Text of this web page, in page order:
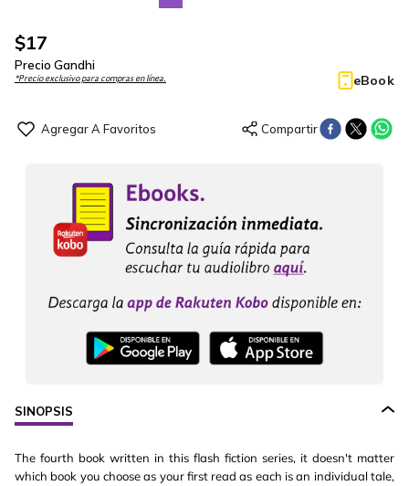
$17
Precio Gandhi
*Precio exclusivo para compras en línea. eBook
SINOPSIS
The fourth book written in this flash fiction series, it doesn't matter
which book you choose as your first read as each is an individual tale,